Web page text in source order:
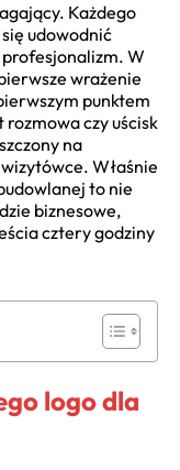
Każdego
udowodnić
W
wrażenie
punktem
czy uścisk
na
Właśnie
to nie
biznesowe,
cztery godziny
logo dla